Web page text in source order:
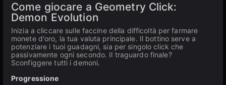
Come giocare a Geometry Click:
Demon Evolution
Inizia a cliccare sulle faccine della difficoltà per farmare
monete d'oro, la tua valuta principale. Il bottino serve a
potenziare i tuoi guadagni, sia per singolo click che
passivamente ogni secondo. Il traguardo finale?
Sconfiggere tutti i demoni.
Progressione